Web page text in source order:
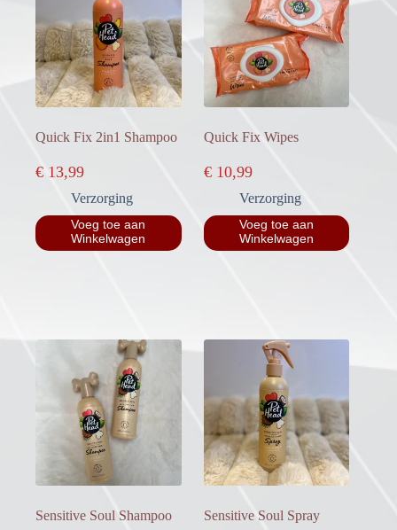
Quick Fix 2in1 Shampoo
€ 13,99
Verzorging
Voeg toe aan
Winkelwagen
Quick Fix Wipes
€10,99
Verzorging
Voeg toe aan
Winkelwagen
Sensitive Soul Shampoo Sensitive Soul Spray